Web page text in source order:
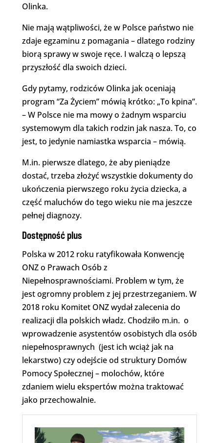
Olinka.
Nie mają wątpliwości, że w Polsce państwo nie
zdaje egzaminu z pomagania – dlatego rodziny
biorą sprawy w swoje ręce. I walczą o lepszą
przyszłość dla swoich dzieci.
Gdy pytamy, rodziców Olinka jak oceniają
program “Za Życiem” mówią krótko: „To kpina”.
– W Polsce nie ma mowy o żadnym wsparciu
systemowym dla takich rodzin jak nasza. To, co
jest, to jedynie namiastka wsparcia – mówią.
M.in. pierwsze dlatego, że aby pieniądze
dostać, trzeba złożyć wszystkie dokumenty do
ukończenia pierwszego roku życia dziecka, a
część maluchów do tego wieku nie ma jeszcze
pełnej diagnozy.
Dostępność plus
Polska w 2012 roku ratyfikowała Konwencję
ONZ o Prawach Osób z
Niepełnosprawnościami. Problem w tym, że
jest ogromny problem z jej przestrzeganiem. W
2018 roku Komitet ONZ wydał zalecenia do
realizacji dla polskich władz. Chodziło m.in. o
wprowadzenie asystentów osobistych dla osób
niepełnosprawnych (jest ich wciąż jak na
lekarstwo) czy odejście od struktury Domów
Pomocy Społecznej – molochów, które
zdaniem wielu ekspertów można traktować
jako przechowalnie.